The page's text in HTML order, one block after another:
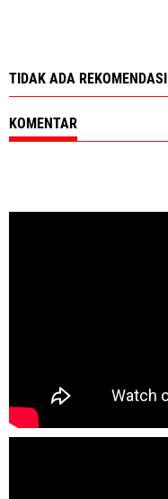
TIDAK ADA REKOMENDASI
KOMENTAR